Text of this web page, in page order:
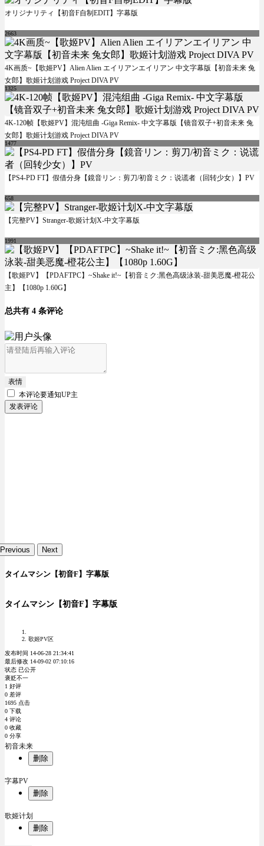
オリジナリティ【初音F自制EDIT】字幕版
2663
4K画质~【歌姬PV】Alien Alien エイリアンエイリアン 中文字幕版【初音未来 兔
女郎】歌姬计划游戏 Project DIVA PV
1325
4K-120帧【歌姬PV】混沌组曲 -Giga Remix- 中文字幕版【镜音双子+初音未来 兔
女郎】歌姬计划游戏 Project DIVA PV
1477
【PS4-PD FT】假借分身【鏡音リン：剪刀/初音ミク：说谎者（回转少女）】PV
658
【完整PV】Stranger-歌姬计划X-中文字幕版
1991
【歌姬PV】【PDAFTPC】~Shake it!~【初音ミク:黑色高级泳装-甜美恶魔-橙花公
主】【1080p 1.60G】
总共有 4 条评论
表情
本评论要通知UP主
发表评论
Previous Next
タイムマシン【初音F】字幕版
タイムマシン【初音F】字幕版
歌姬PV区
发布时间 14-06-28 21:34:41
最后修改 14-09-02 07:10:16
状态 已公开
褒贬不一
1 好评
0 差评
1695 点击
0 下载
4 评论
0 收藏
0 分享
初音未来
删除
字幕PV
删除
歌姬计划
删除